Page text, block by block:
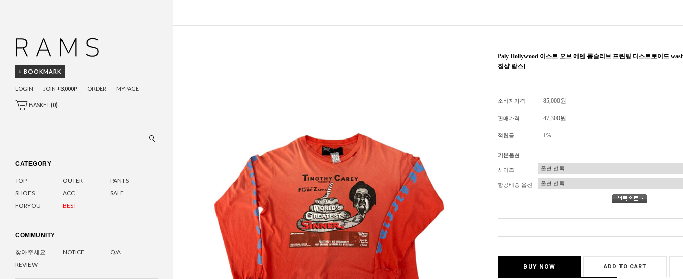
+ BOOKMARK
LOGIN JOIN +3,000P ORDER MYPAGE
BASKET(0)
CATEGORY
TOP OUTER
PANTS
SHOES
ACC
SALE
FORYOU
BEST
COMMUNITY
찾아주세요 NOTICE
Q/A
REVIEW
Paly Hollywood 이스트 오브 에덴 롱슬리브 프린팅 디스트로이드
집샵 람스]
소비자가격 85,000원
판매가격 47,300원
적립금 1%
기본옵션
사이즈
항공배송 옵션
BUY NOW ADD TO CART